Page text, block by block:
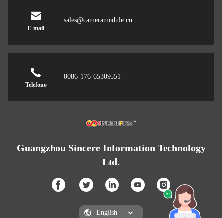
E-mail
sales@cameramodule.cn
Telefono
0086-176-65309551
Guangzhou Sincere Information Technology
Ltd.